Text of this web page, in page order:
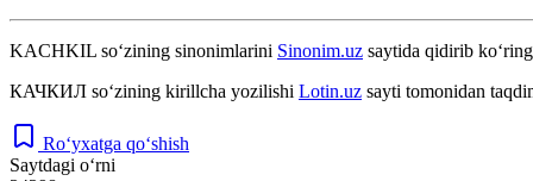
KACHKIL so‘zining sinonimlarini Sinonim.uz saytida qidirib
КАЧКИЛ so‘zining kirillcha yozilishi Lotin.uz sayti tomonidan
Ro‘yxatga qo‘shish
Saytdagi o‘rni